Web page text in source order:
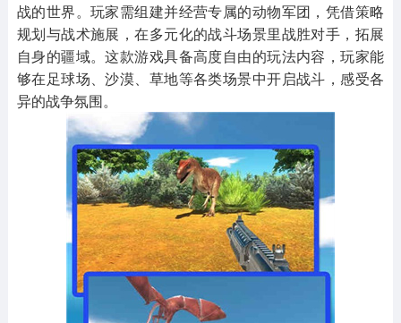
战的世界。玩家需组建并经营专属的动物军团，凭借策略
规划与战术施展，在多元化的战斗场景里战胜对手，拓展
自身的疆域。这款游戏具备高度自由的玩法内容，玩家能
够在足球场、沙漠、草地等各类场景中开启战斗，感受各
异的战争氛围。